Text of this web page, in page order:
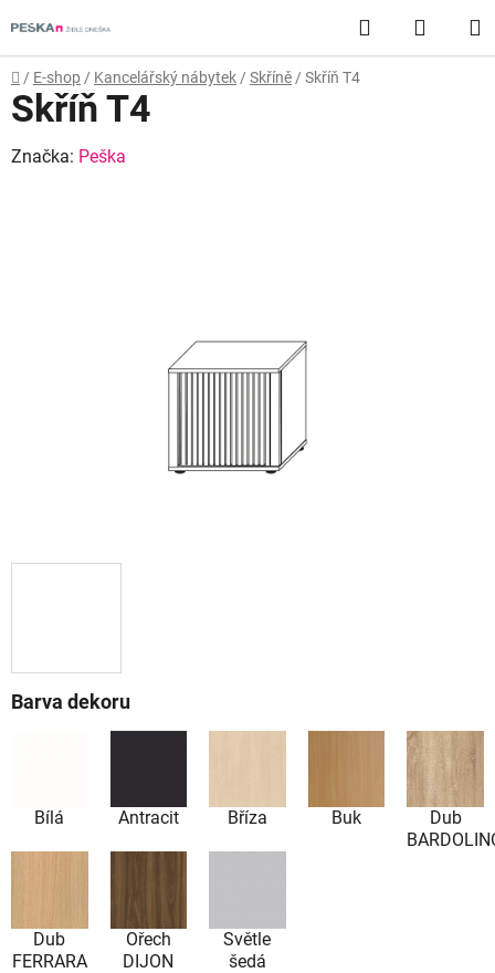
na
obsah
Hledat
KOŠÍK
Domů
/ E-shop / Kancelářský nábytek / Skříně / Skříň T4
Barva dekoru
Bílá Antracit Bříza Buk
Dub
Dub
FERRARA
Ořech
DIJON
Světle
šedá
Skříň T4
Značka: Peška